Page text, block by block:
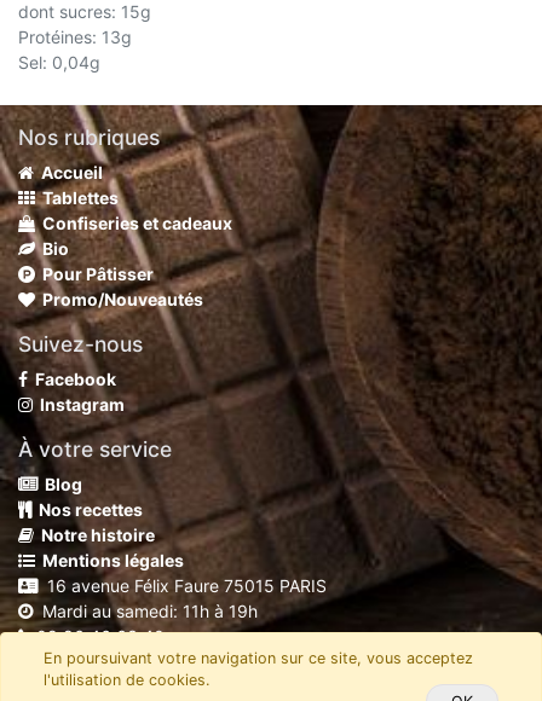
dont sucres: 15g
Protéines: 13g
Sel: 0,04g
En poursuivant votre navigation sur ce site, vous acceptez
l'utilisation de cookies.
Nos rubriques
Accueil
Tablettes
Confiseries et cadeaux
Bio
Pour Pâtisser
Promo/Nouveautés
Suivez-nous
Facebook
Instagram
À votre service
Blog
Nos recettes
Notre histoire
Mentions légales
16 avenue Félix Faure 75015 PARIS
Mardi au samedi: 11h à 19h
09 86 46 63 40
shop@chocolaterierobert.fr
Copyright C'Mada